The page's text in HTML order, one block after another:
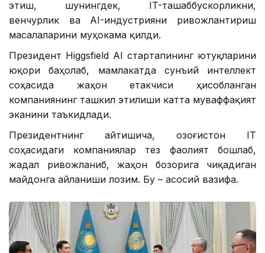
этиш, шунингдек, IT-ташаббускорликни,
венчурлик ва AI-индустрияни ривожлантириш
масалаларини муҳокама қилди.
Президент Higgsfield AI стартапининг ютуқларини
юқори баҳолаб, мамлакатда сунъий интеллект
соҳасида жаҳон етакчиси ҳисобланган
компаниянинг ташкил этилиши катта муваффақият
эканини таъкидлади.
Президентнинг айтишича, Қозоғистон IT
соҳасидаги компаниялар тез фаолият бошлаб,
жадал ривожланиб, жаҳон бозорига чиқадиган
майдонга айланиши лозим. Бу – асосий вазифа.